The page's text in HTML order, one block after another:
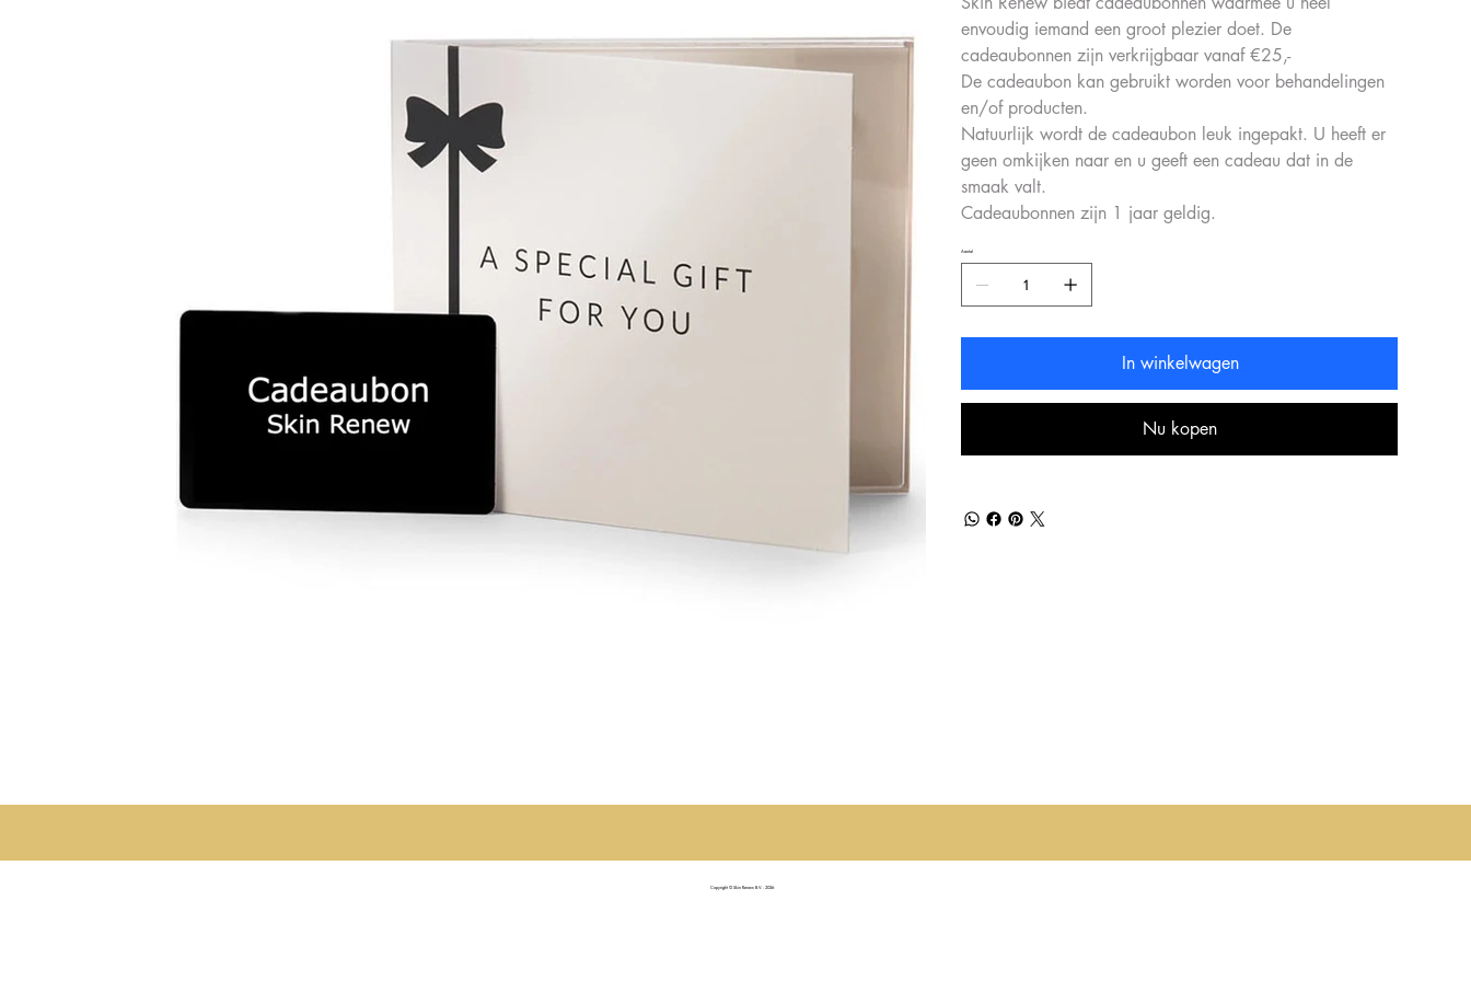
envoudig iemand een groot plezier doet. De
cadeaubonnen zijn verkrijgbaar vanaf €25,-
De cadeaubon kan gebruikt worden voor behandelingen
en/of producten.
Natuurlijk wordt de cadeaubon leuk ingepakt. U heeft er
geen omkijken naar en u geeft een cadeau dat in de
smaak valt.
Cadeaubonnen zijn 1 jaar geldig.
Aantal
In winkelwagen
Nu kopen
Copyright © Skin Renew B.V. - 2026